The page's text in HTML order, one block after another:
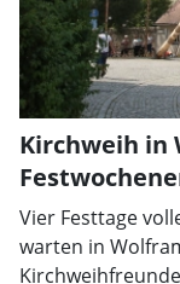
Kirchweih in
Vier Festtage
warten in